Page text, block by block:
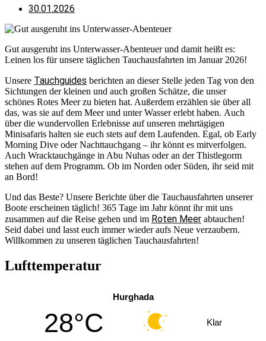
30.01.2026
Gut ausgeruht ins Unterwasser-Abenteuer und damit heißt es:
Leinen los für unsere täglichen Tauchausfahrten im Januar 2026!
Unsere Tauchguides berichten an dieser Stelle jeden Tag von den
Sichtungen der kleinen und auch großen Schätze, die unser
schönes Rotes Meer zu bieten hat. Außerdem erzählen sie über all
das, was sie auf dem Meer und unter Wasser erlebt haben. Auch
über die wundervollen Erlebnisse auf unseren mehrtägigen
Minisafaris halten sie euch stets auf dem Laufenden. Egal, ob Early
Morning Dive oder Nachttauchgang – ihr könnt es mitverfolgen.
Auch Wracktauchgänge in Abu Nuhas oder an der Thistlegorm
stehen auf dem Programm. Ob im Norden oder Süden, ihr seid mit
an Bord!
Und das Beste? Unsere Berichte über die Tauchausfahrten unserer
Boote erscheinen täglich! 365 Tage im Jahr könnt ihr mit uns
zusammen auf die Reise gehen und im Roten Meer abtauchen!
Seid dabei und lasst euch immer wieder aufs Neue verzaubern.
Willkommen zu unseren täglichen Tauchausfahrten!
Lufttemperatur
Hurghada
28°C Klar